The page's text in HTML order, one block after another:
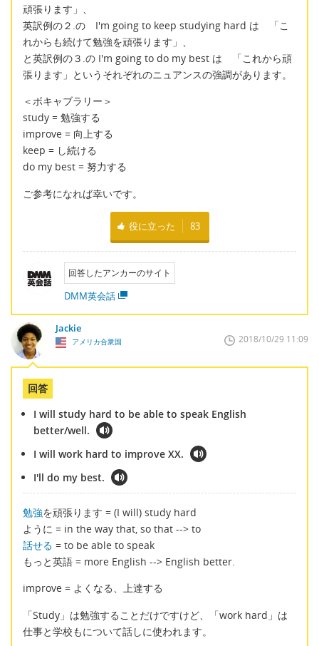
頑張ります」、
英訳例の２.の I'm going to keep studying hard は 「こ
れからも続けて勉強を頑張ります」、
と英訳例の３.の I'm going to do my best は 「これから頑
張ります」というそれぞれのニュアンスの強調があります。
＜ボキャブラリー＞
study = 勉強する
improve = 向上する
keep = し続ける
do my best = 努力する
ご参考になれば幸いです。
役に立った 83
回答したアンカーのサイト
DMM英会話
Jackie
アメリカ合衆国 2018/10/29 11:09
回答
I will study hard to be able to speak English
better/well.
I will work hard to improve XX.
I'll do my best.
勉強を頑張ります = (I will) study hard
ように = in the way that, so that --> to
話せる = to be able to speak
もっと英語 = more English --> English better.
improve = よくなる、上達する
「Study」は勉強することだけですけど、「work hard」は
仕事と学校もについて話しに使われます。